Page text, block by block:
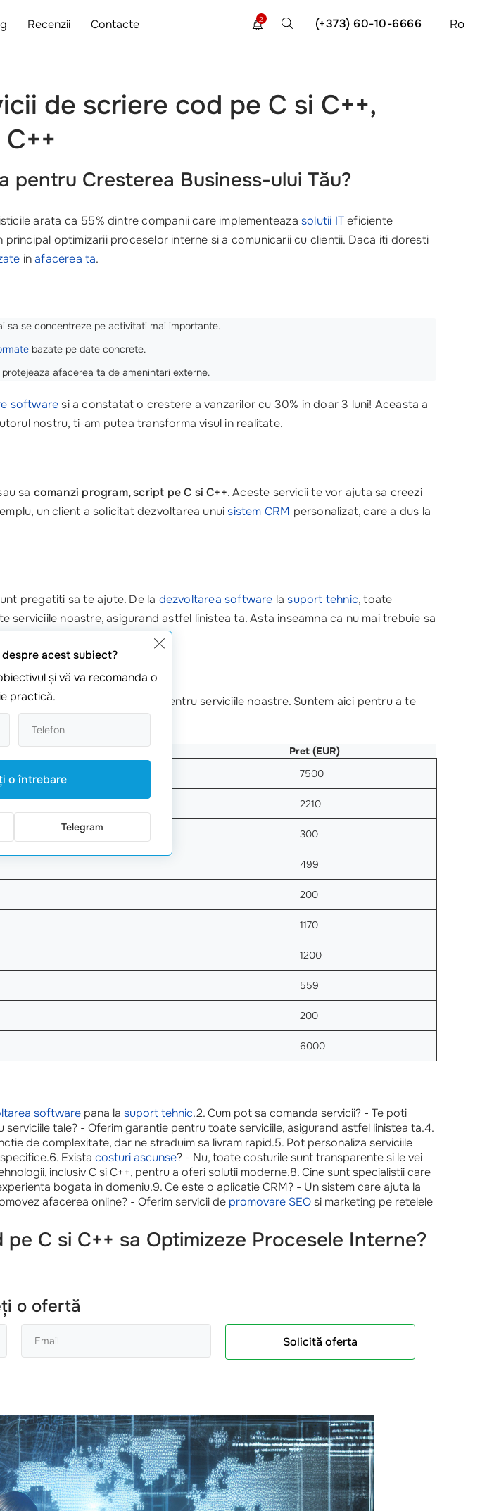
Recenzii Contacte Ro
(+373) 60-10-6666
2
de scriere cod pe C si C++,
pentru Cresterea Business-ului Tău?
arata ca 55% dintre companii care implementeazasolutii ITeficiente
optimizarii proceselor interne si a comunicarii cu clientii. Daca iti doresti
inafacerea ta.
sa se concentreze pe activitati mai importante.
bazate pe date concrete.
afacerea ta de amenintari externe.
softwaresi a constatat o crestere a vanzarilor cu 30% in doar 3 luni! Aceasta a
nostru, ti-am putea transforma visul in realitate.
sa comanzi program, script pe C si C++. Aceste servicii te vor ajuta sa creezi
un client a solicitat dezvoltarea unuisistem CRM personalizat, care a dus la
pregatiti sa te ajute. De la dezvoltarea software lasuport tehnic, toate
noastre, asigurand astfel linistea ta. Asta inseamna ca nu mai trebuie sa
pentru a te inscrie pentru serviciile noastre. Suntem aici pentru a te
Pret (EUR)
7500
2210
300
499
200
1170
1200
559
200
6000
software pana la suport tehnic.2. Cum pot sa comanda servicii? - Te poti
tale? - Oferim garantie pentru toate serviciile, asigurand astfel linistea ta.4.
de complexitate, dar ne straduim sa livram rapid.5. Pot personaliza serviciile
Exista costuri ascunse? - Nu, toate costurile sunt transparente si le vei
inclusiv C si C++, pentru a oferi solutii moderne.8. Cine sunt specialistii care
bogata in domeniu.9. Ce este o aplicatie CRM? - Un sistem care ajuta la
afacerea online? - Oferim servicii de promovare SEOsi marketing pe retelele
C si C++ sa Optimizeze Procesele Interne?
o ofertă
Solicită oferta
acest subiect?
şi vă va recomanda o
practică.
o întrebare
Telegram